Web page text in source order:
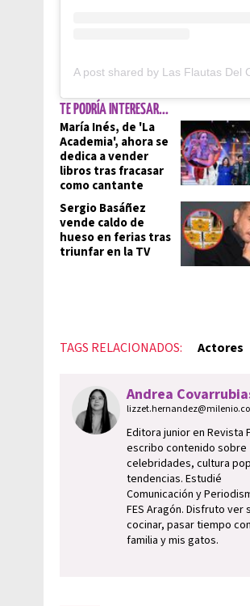
TE PODRÍA INTERESAR...
María Inés, de 'La
Academia', ahora se
dedica a vender
libros tras fracasar
como cantante
Sergio Basáñez
vende caldo de
hueso en ferias tras
triunfar en la TV
TAGS RELACIONADOS: Actores
Andrea
Editora junior en Revista
escribo contenido sobre
celebridades, cultura
tendencias. Estudié
Comunicación y
FES Aragón. Disfruto ver
cocinar, pasar tiempo
familia y mis gatos.